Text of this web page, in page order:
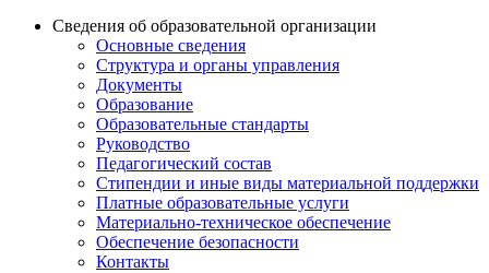
Сведения об образовательной организации
Основные сведения
Структура и органы управления
Документы
Образование
Образовательные стандарты
Руководство
Педагогический состав
Стипендии и иные виды материальной поддержки
Платные образовательные услуги
Материально-техническое обеспечение
Обеспечение безопасности
Контакты